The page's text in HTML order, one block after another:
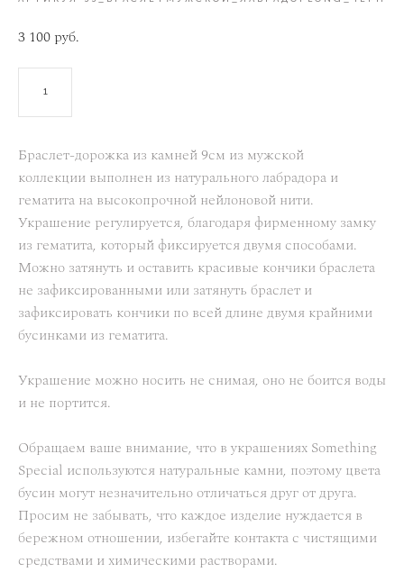
3 100 pуб.
Браслет-дорожка из камней 9см из мужской
коллекции выполнен из натурального лабрадора и
гематита на высокопрочной нейлоновой нити.
Украшение регулируется, благодаря фирменному замку
из гематита, который фиксируется двумя способами.
Можно затянуть и оставить красивые кончики браслета
не зафиксированными или затянуть браслет и
зафиксировать кончики по всей длине двумя крайними
бусинками из гематита.
Украшение можно носить не снимая, оно не боится воды
и не портится.
Обращаем ваше внимание, что в украшениях Something
Special используются натуральные камни, поэтому цвета
бусин могут незначительно отличаться друг от друга.
Просим не забывать, что каждое изделие нуждается в
бережном отношении, избегайте контакта с чистящими
средствами и химическими растворами.